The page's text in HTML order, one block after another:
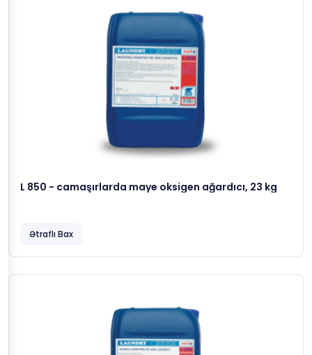
L 850 - camaşırlarda maye oksigen ağardıcı, 23 kg
Ətraflı Bax